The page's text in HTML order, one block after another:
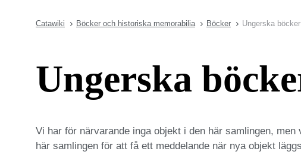
Catawiki Böcker och historiska memorabilia Böcker Ungerska böcker
Ungerska
Vi har för närvarande inga objekt i den här samlingen,
här samlingen för att få ett meddelande när nya objekt